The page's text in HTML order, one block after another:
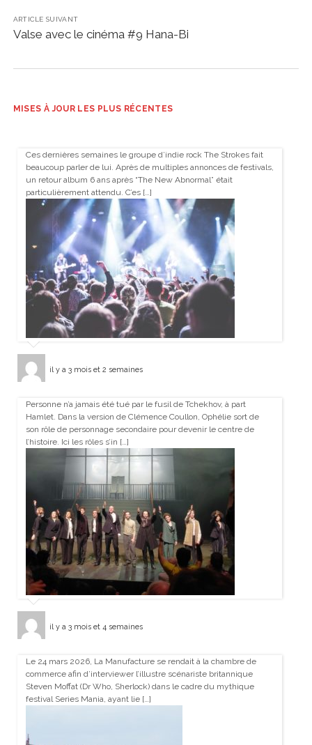
ARTICLE SUIVANT
Valse avec le cinéma #9 Hana-Bi
MISES À JOUR LES PLUS RÉCENTES
Ces dernières semaines le groupe d’indie rock The Strokes fait
beaucoup parler de lui. Après de multiples annonces de festivals,
un retour album 6 ans après “The New Abnormal” était
particulièrement attendu. C’es […]
il y a 3 mois et 2 semaines
Personne n’a jamais été tué par le fusil de Tchekhov, à part
Hamlet. Dans la version de Clémence Coullon, Ophélie sort de
son rôle de personnage secondaire pour devenir le centre de
l’histoire. Ici les rôles s’in […]
il y a 3 mois et 4 semaines
Le 24 mars 2026, La Manufacture se rendait à la chambre de
commerce afin d’interviewer l’illustre scénariste britannique
Steven Moffat (Dr Who, Sherlock) dans le cadre du mythique
festival Series Mania, ayant lie […]